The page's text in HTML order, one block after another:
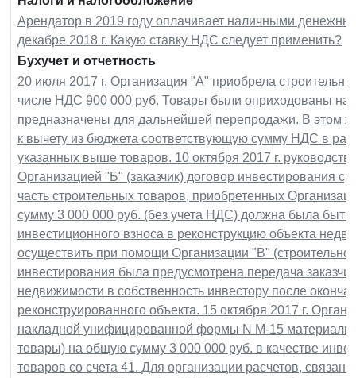
Арендатор в 2019 году оплачивает наличными
декабре 2018 г. Какую ставку НДС следует применить?
Бухучет и отчетность
20 июля 2017 г. Организация "А" приобрела
числе НДС 900 000 руб. Товары были оприходованы на
предназначены для дальнейшей перепродажи. В этом
к вычету из бюджета соответствующую сумму НДС в
указанных выше товаров. 10 октября 2017 г.
Организацией "Б" (заказчик) договор инвестирования
часть строительных товаров, приобретенных
сумму 3 000 000 руб. (без учета НДС) должна была быть
инвестиционного взноса в реконструкцию объекта
осуществить при помощи Организации "В"
инвестирования была предусмотрена передача
недвижимости в собственность инвестору после
реконструированного объекта. 15 октября 2017 г.
накладной унифицированной формы N М-15
товары) на общую сумму 3 000 000 руб. в качестве
товаров со счета 41. Для организации расчетов,